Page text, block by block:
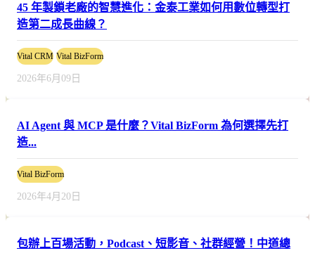
45 年製鎖老廠的智慧進化：金泰工業如何用數位轉型打
造第二成長曲線？
Vital CRM Vital BizForm
2026年6月09日
AI Agent 與 MCP 是什麼？Vital BizForm 為何選擇先打
造...
Vital BizForm
2026年4月20日
包辦上百場活動，Podcast、短影音、社群經營！中道總